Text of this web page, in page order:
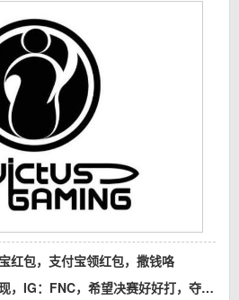
红包，支付宝领红包，撒钱咯
FNC，希望决赛好好打，夺得冠军，加油！必胜！